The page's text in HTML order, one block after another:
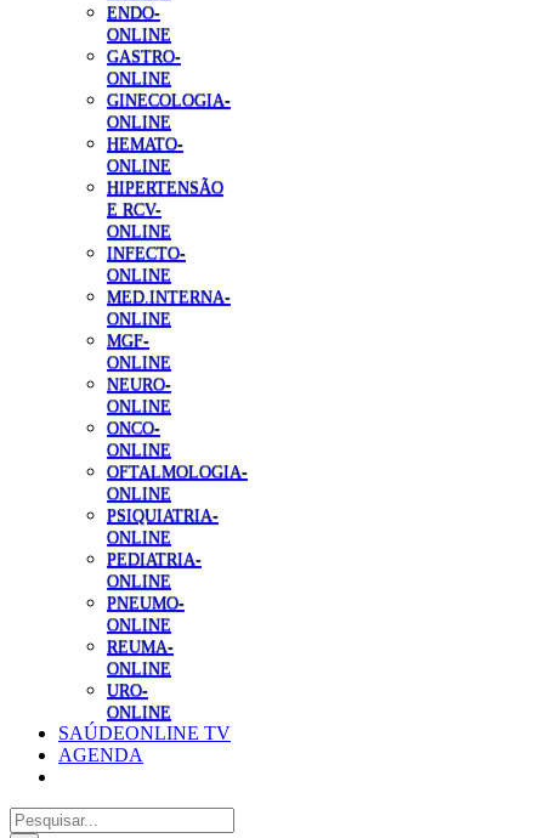
ENDO-
ONLINE
GASTRO-
ONLINE
GINECOLOGIA-
ONLINE
HEMATO-
ONLINE
HIPERTENSÃO
E RCV-
ONLINE
INFECTO-
ONLINE
MED.INTERNA-
ONLINE
MGF-
ONLINE
NEURO-
ONLINE
ONCO-
ONLINE
OFTALMOLOGIA-
ONLINE
PSIQUIATRIA-
ONLINE
PEDIATRIA-
ONLINE
PNEUMO-
ONLINE
REUMA-
ONLINE
URO-
ONLINE
SAÚDEONLINE TV
AGENDA
Pesquisar